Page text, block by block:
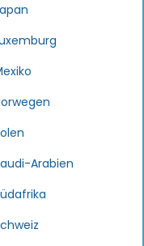
Arabien